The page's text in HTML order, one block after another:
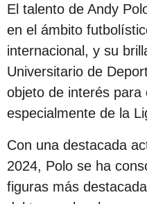
a
c
i
ó
n
2
a
ñ
o
El talento de Andy
en el ámbito
internacional, y su
Universitario de
objeto de interés para
especialmente de la
Con una destacada
2024, Polo se ha
figuras más